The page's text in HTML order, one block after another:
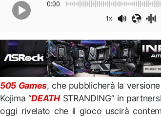
0:00
1x
505 Games, che pubblicherà la
Kojima “DEATHSTRANDING” in
oggi rivelato che il gioco uscirà